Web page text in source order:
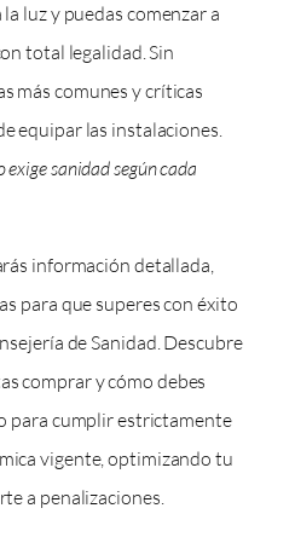
luz y puedas comenzar a
total legalidad. Sin
más comunes y críticas
equipar las instalaciones.
sanidad según cada
información detallada,
para que superes con éxito
de Sanidad. Descubre
comprar y cómo debes
para cumplir estrictamente
vigente, optimizando tu
a penalizaciones.